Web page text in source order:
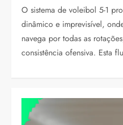
O sistema de voleibol 5-1
dinâmico e imprevisível,
navega por todas as
consistência ofensiva. Esta